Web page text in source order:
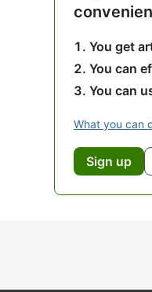
You get
You can
You can
What you can
Sign up